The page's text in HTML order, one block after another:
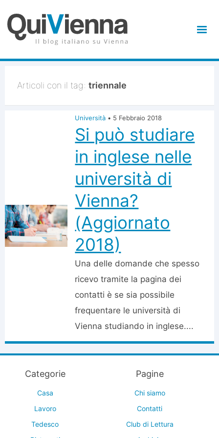
Articoli con il tag: triennale
Università • 5 Febbraio 2018
Si può studiare
in inglese nelle
università di
Vienna?
(Aggiornato
2018)
Una delle domande che spesso
ricevo tramite la pagina dei
contatti è se sia possibile
frequentare le università di
Vienna studiando in inglese....
Categorie
Casa
Lavoro
Tedesco
Pagine
Chi siamo
Contatti
Club di Lettura